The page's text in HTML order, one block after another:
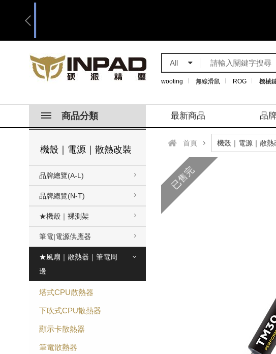
All
wooting 無線滑鼠 ROG 機械
商品分類 最新商品 品
機殼｜電源｜散熱改裝
品牌總覽(A-L)
品牌總覽(N-T)
★機殼｜裸測架
筆電|電源供應器
★風扇｜散熱器｜筆電周
邊
塔式CPU散熱器
下吹式CPU散熱器
顯示卡散熱器
筆電散熱器
首頁
已售完